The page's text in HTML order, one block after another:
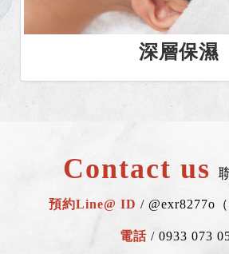
深層保濕
Contact us
預約Line@ ID / @exr8277o
電話/ 0933 073